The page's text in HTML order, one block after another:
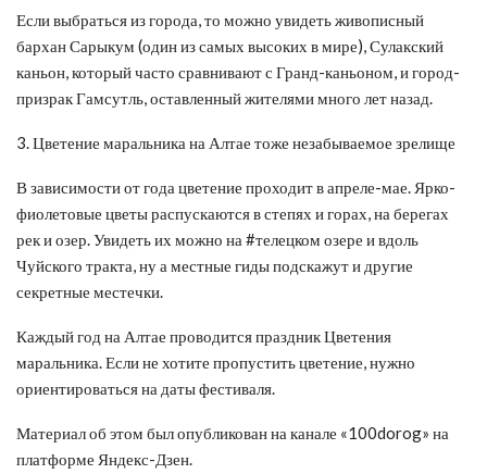
Если выбраться из города, то можно увидеть живописный
бархан Сарыкум (один из самых высоких в мире), Сулакский
каньон, который часто сравнивают с Гранд-каньоном, и город-
призрак Гамсутль, оставленный жителями много лет назад.
3. Цветение маральника на Алтае тоже незабываемое зрелище
В зависимости от года цветение проходит в апреле-мае. Ярко-
фиолетовые цветы распускаются в степях и горах, на берегах
рек и озер. Увидеть их можно на #телецком озере и вдоль
Чуйского тракта, ну а местные гиды подскажут и другие
секретные местечки.
Каждый год на Алтае проводится праздник Цветения
маральника. Если не хотите пропустить цветение, нужно
ориентироваться на даты фестиваля.
Материал об этом был опубликован на канале «100dorog» на
платформе Яндекс-Дзен.